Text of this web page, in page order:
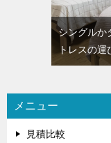
シングルか
トレスの
メニュー
見積比較